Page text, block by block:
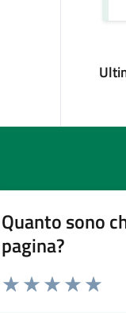
Quanto sono
pagina?